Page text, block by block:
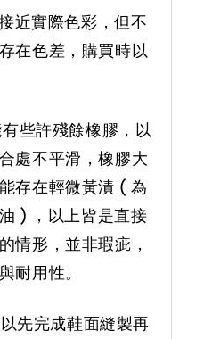
近實際色彩，但不
在色差，購買時以
些許殘餘橡膠，以
處不平滑，橡膠大
存在輕微黃漬 ( 為
) ，以上皆是直接
情形，並非瑕疵，
耐用性。
先完成鞋面縫製再